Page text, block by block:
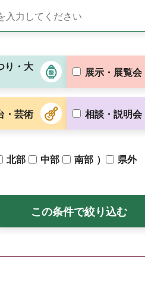
り・大
展示・展覧会
・芸術 相談・説明会
北部 中部 南部 ） 県外